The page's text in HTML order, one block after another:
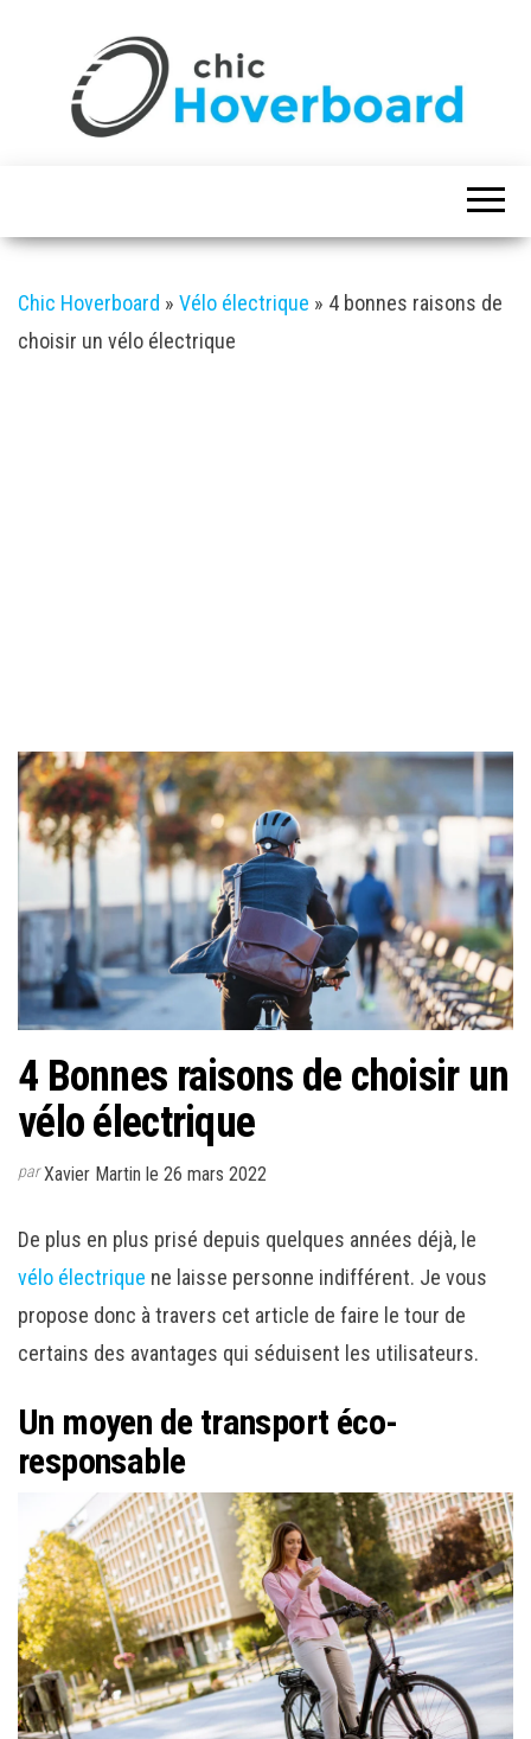
Chic Hoverboard » Vélo électrique » 4 bonnes raisons de
choisir un vélo électrique
4 Bonnes raisons de choisir un
vélo électrique
par Xavier Martin le 26 mars 2022
De plus en plus prisé depuis quelques années déjà, le
vélo électrique ne laisse personne indifférent. Je vous
propose donc à travers cet article de faire le tour de
certains des avantages qui séduisent les utilisateurs.
Un moyen de transport éco-
responsable